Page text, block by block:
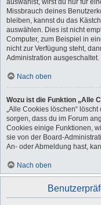
auswählst, wirst du nur für
Missbrauch deines
bleiben, kannst du das
auswählen. Dies ist nicht
Computer, zum Beispiel in
nicht zur Verfügung steht,
Administration ausgeschaltet.
Nach oben
Wozu ist die Funktion „Alle
„Alle Cookies löschen“
sorgen, dass du im Forum
Cookies einige Funktionen,
sie von der Board-
An- oder Abmeldung hast,
Nach oben